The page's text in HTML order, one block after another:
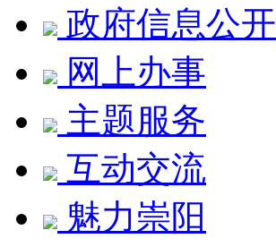
政府信息公开
网上办事
主题服务
互动交流
魅力崇阳